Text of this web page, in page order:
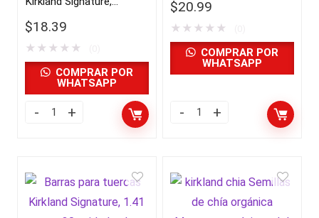
importado de USA
$18.39
★ ★ ★ ★ ★
COMPRAR POR
WHATSAPP
importado de USA
$20.99
★ ★ ★ ★ ★
COMPRAR POR
WHATSAPP